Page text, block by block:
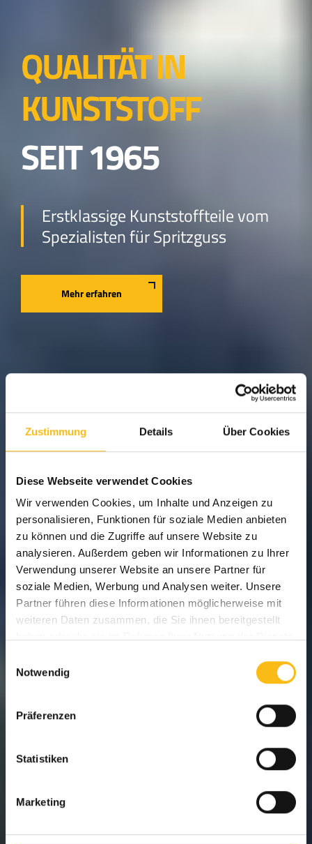
Zustimmung Details Über Cookies
Diese Webseite verwendet Cookies
Wir verwenden Cookies, um Inhalte und Anzeigen zu
personalisieren, Funktionen für soziale Medien anbieten
zu können und die Zugriffe auf unsere Website zu
analysieren. Außerdem geben wir Informationen zu Ihrer
Verwendung unserer Website an unsere Partner für
soziale Medien, Werbung und Analysen weiter. Unsere
Partner führen diese Informationen möglicherweise mit
weiteren Daten zusammen, die Sie ihnen bereitgestellt
Notwendig
Präferenzen
Statistiken
Marketing
QUALITÄT IN
KUNSTSTOFF
SEIT 1965
Erstklassige Kunststoffteile vom
Spezialisten für Spritzguss
Mehr erfahren